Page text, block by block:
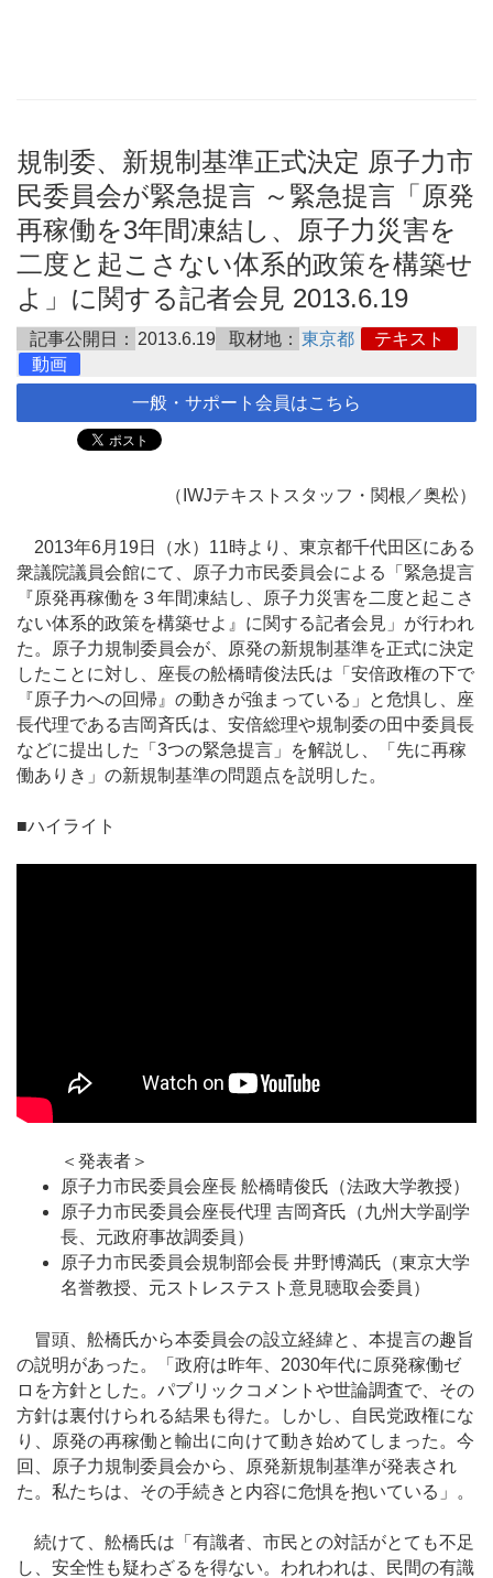
規制委、新規制基準正式決定 原子力市
民委員会が緊急提言 ～緊急提言「原発
再稼働を3年間凍結し、原子力災害を
二度と起こさない体系的政策を構築せ
よ」に関する記者会見 2013.6.19
記事公開日： 2013.6.19 取材地： 東京都
テキスト
動画
一般・サポート会員はこちら
（IWJテキストスタッフ・関根／奥松）
2013年6月19日（水）11時より、東京都千代田区にある
衆議院議員会館にて、原子力市民委員会による「緊急提言
『原発再稼働を３年間凍結し、原子力災害を二度と起こさ
ない体系的政策を構築せよ』に関する記者会見」が行われ
た。原子力規制委員会が、原発の新規制基準を正式に決定
したことに対し、座長の舩橋晴俊法氏は「安倍政権の下で
『原子力への回帰』の動きが強まっている」と危惧し、座
長代理である吉岡斉氏は、安倍総理や規制委の田中委員長
などに提出した「3つの緊急提言」を解説し、「先に再稼
働ありき」の新規制基準の問題点を説明した。
■ハイライト
＜発表者＞
原子力市民委員会座長 舩橋晴俊氏（法政大学教授）
原子力市民委員会座長代理 吉岡斉氏（九州大学副学
長、元政府事故調委員）
原子力市民委員会規制部会長 井野博満氏（東京大学
名誉教授、元ストレステスト意見聴取会委員）
冒頭、舩橋氏から本委員会の設立経緯と、本提言の趣旨
の説明があった。「政府は昨年、2030年代に原発稼働ゼ
ロを方針とした。パブリックコメントや世論調査で、その
方針は裏付けられる結果も得た。しかし、自民党政権にな
り、原発の再稼働と輸出に向けて動き始めてしまった。今
回、原子力規制委員会から、原発新規制基準が発表され
た。私たちは、その手続きと内容に危惧を抱いている」。
続けて、舩橋氏は「有識者、市民との対話がとても不足
し、安全性も疑わざるを得ない。われわれは、民間の有識